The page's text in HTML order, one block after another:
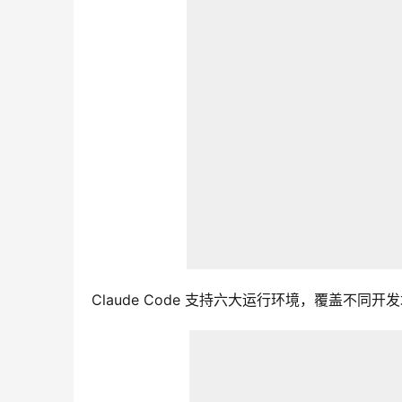
Claude Code 支持六大运行环境，覆盖不同开